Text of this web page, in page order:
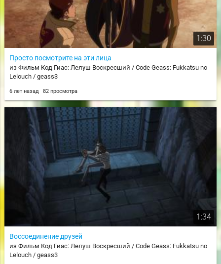
1:30
Просто посмотрите на эти лица
из Фильм Код Гиас: Лелуш Воскресший / Code Geass: Fukkatsu no
Lelouch / geass3
6 лет назад 82 просмотра
1:34
Воссоединение друзей
из Фильм Код Гиас: Лелуш Воскресший / Code Geass: Fukkatsu no
Lelouch / geass3